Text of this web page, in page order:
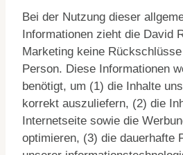
Bei der Nutzung dieser
Informationen zieht die David
Marketing keine
Person. Diese Informationen
benötigt, um (1) die Inhalte
korrekt auszuliefern, (2) die
Internetseite sowie die
optimieren, (3) die dauerhafte